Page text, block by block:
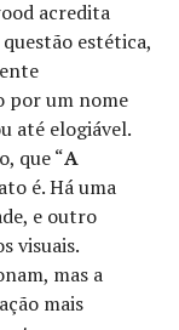
acredita
estética,
por um nome
até elogiável.
que “A
é. Há uma
e outro
visuais.
mas a
mais